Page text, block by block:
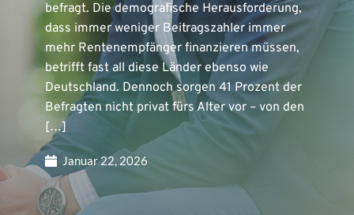
befragt. Die demografische Herausforderung,
dass immer weniger Beitragszahler immer
mehr Rentenempfänger finanzieren müssen,
betrifft fast all diese Länder ebenso wie
Deutschland. Dennoch sorgen 41 Prozent der
Befragten nicht privat fürs Alter vor – von den
[…]
Januar 22, 2026